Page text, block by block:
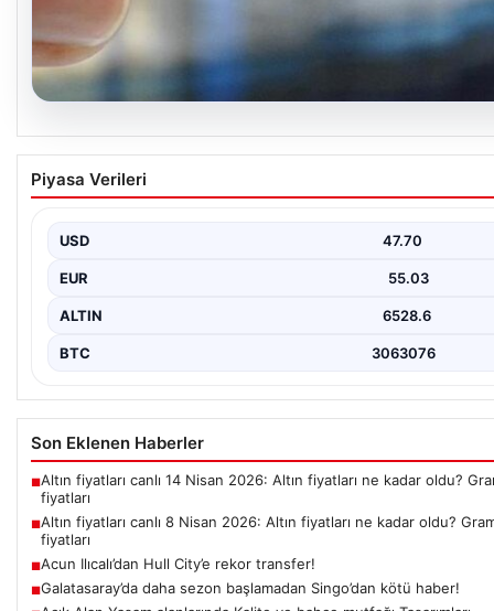
06.08.2026
Altın fiyatları canlı 8 Nisan 2026: Altın
yarım ve cumhuriyet altını alış satış fiyatları
Piyasa Verileri
USD 47.70
EUR 55.03
ALTIN 6528.6
BTC 3063076
Son Eklenen Haberler
■Altın fiyatları canlı 14 Nisan 2026: Altın fiyatları ne kadar oldu?
fiyatları
■Altın fiyatları canlı 8 Nisan 2026: Altın fiyatları ne kadar oldu?
fiyatları
■Acun Ilıcalı’dan Hull City’e rekor transfer!
■Galatasaray’da daha sezon başlamadan Singo’dan kötü haber!